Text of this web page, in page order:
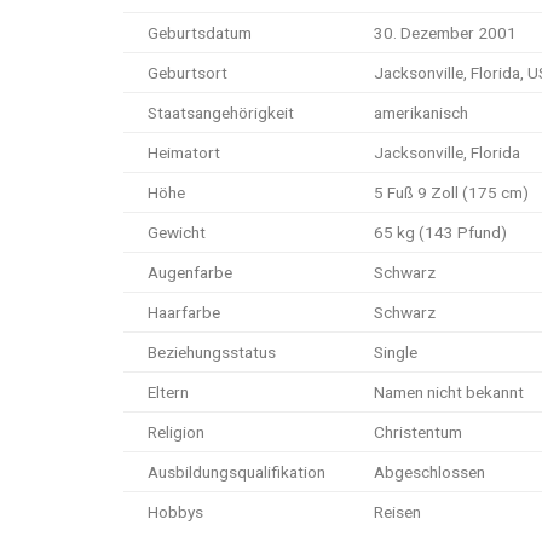
Geburtsdatum 30. Dezember 2001
Geburtsort Jacksonville, Florida,
Staatsangehörigkeit amerikanisch
Heimatort Jacksonville, Florida
Höhe 5 Fuß 9 Zoll (175 cm)
Gewicht 65 kg (143 Pfund)
Augenfarbe Schwarz
Haarfarbe Schwarz
Beziehungsstatus Single
Eltern Namen nicht bekannt
Religion Christentum
Ausbildungsqualifikation Abgeschlossen
Hobbys Reisen